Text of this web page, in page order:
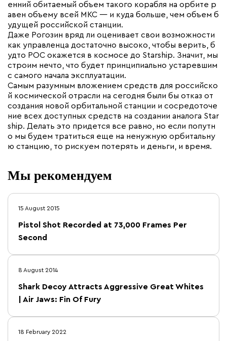
енний обитаемый объем такого корабля на орбите р
авен объему всей МКС — и куда больше, чем объем б
удущей российской станции.
Даже Рогозин вряд ли оценивает свои возможности
как управленца достаточно высоко, чтобы верить, б
удто РОС окажется в космосе до Starship. Значит, мы
строим нечто, что будет принципиально устаревшим
с самого начала эксплуатации.
Самым разумным вложением средств для российско
й космической отрасли на сегодня были бы отказ от
создания новой орбитальной станции и сосредоточе
ние всех доступных средств на создании аналога Star
ship. Делать это придется все равно, но если попутн
о мы будем тратиться еще на ненужную орбитальну
ю станцию, то рискуем потерять и деньги, и время.
Мы рекомендуем
15 August 2015
Pistol Shot Recorded at 73,000 Frames Per
Second
8 August 2014
Shark Decoy Attracts Aggressive Great Whites
| Air Jaws: Fin Of Fury
18 February 2022